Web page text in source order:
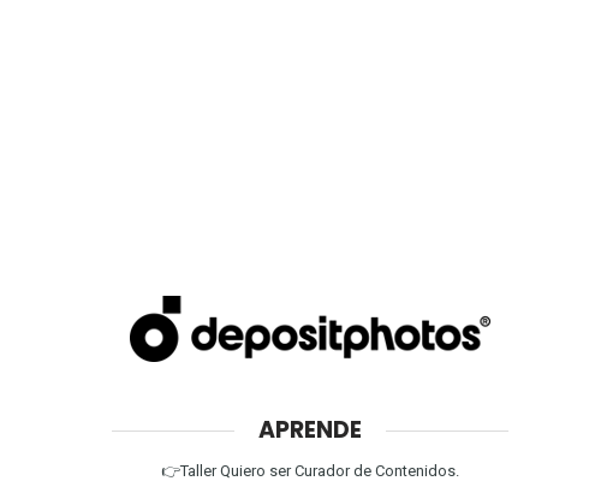
APRENDE
👉Taller Quiero ser Curador de Contenidos.